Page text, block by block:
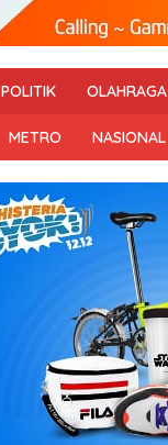
POLITIK OLAHRAGA
METRO NASIONAL